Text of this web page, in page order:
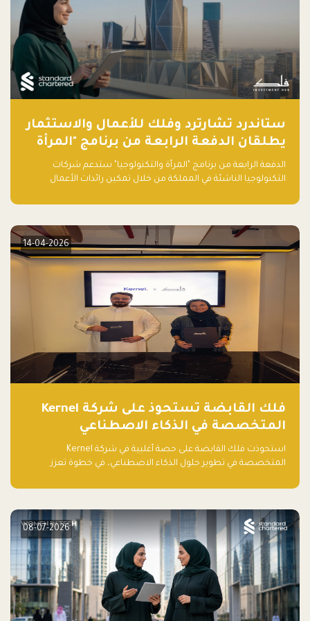
ستاندرد تشارترد وفلك للأعمال والاستثمار
يطلقان الدفعة الرابعة من برنامج "المرأة
والتكنولوجيا" لعام 2026 في المملكة
العربية السعودية
الدفعة الرابعة من برنامج "المرأة والتكنولوجيا" ستدعم شركات
التكنولوجيا الناشئة في المملكة من خلال تمكين رائدات الأعمال
14-04-2026
فلك القابضة تستحوذ على شركة Kernel
المتخصصة في الذكاء الاصطناعي
استحوذت فلك القابضة على حصة أغلبية في شركة Kernel
المتخصصة في تطوير حلول الذكاء الاصطناعي، في خطوة تعزز
المنطقة.
08-07-2026